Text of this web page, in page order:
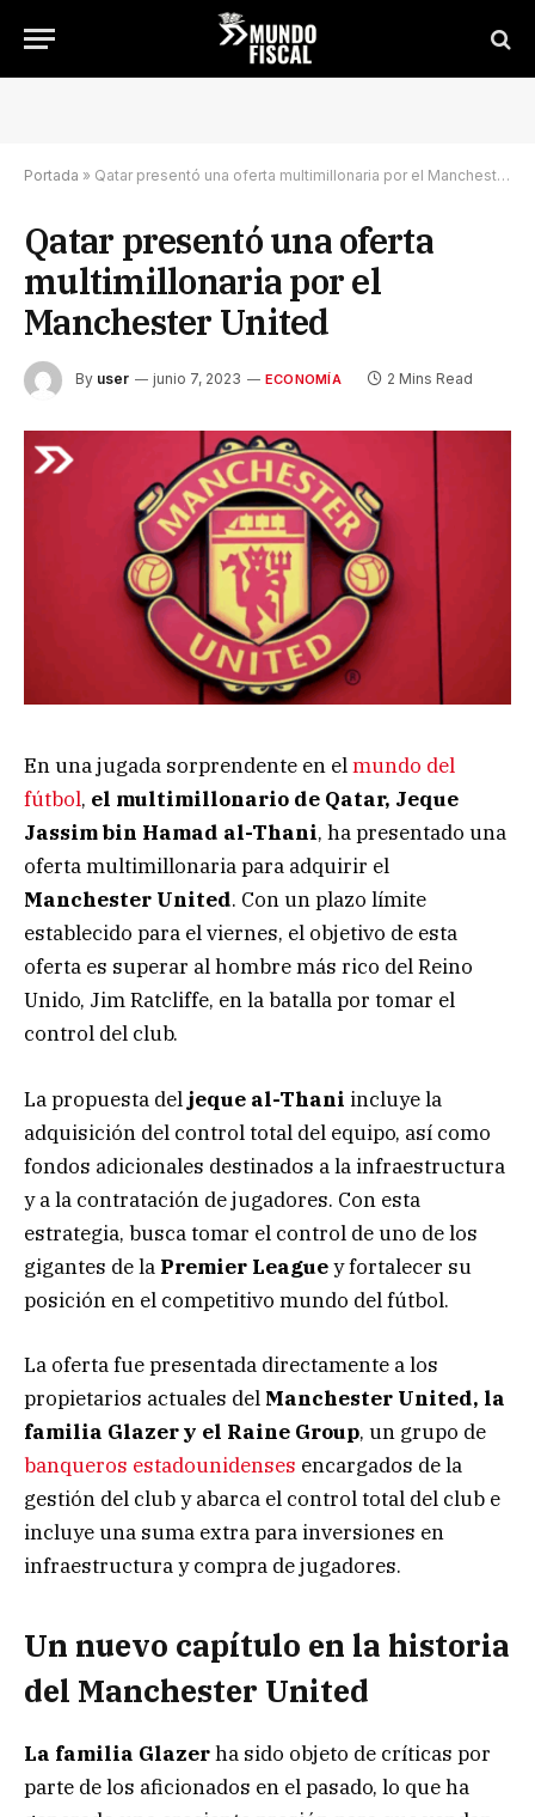
Portada » Qatar presentó una oferta multimillonaria por el Manchester United
Qatar presentó una oferta
multimillonaria por el
Manchester United
By user junio 7, 2023 ECONOMÍA 2 Mins Read
En una jugada sorprendente en elmundo del
fútbol, el multimillonario de Qatar, Jeque
Jassim bin Hamad al-Thani, ha presentado una
oferta multimillonaria para adquirir el
Manchester United. Con un plazo límite
establecido para el viernes, el objetivo de esta
oferta es superar al hombre más rico del Reino
Unido, Jim Ratcliffe, en la batalla por tomar el
control del club.
La propuesta del jeque al-Thani incluye la
adquisición del control total del equipo, así como
fondos adicionales destinados a la infraestructura
y a la contratación de jugadores. Con esta
estrategia, busca tomar el control de uno de los
gigantes de la Premier Leaguey fortalecer su
posición en el competitivo mundo del fútbol.
La oferta fue presentada directamente a los
propietarios actuales del Manchester United, la
familia Glazer y el Raine Group, un grupo de
banqueros estadounidenses encargados de la
gestión del club y abarca el control total del club e
incluye una suma extra para inversiones en
infraestructura y compra de jugadores.
Un nuevo capítulo en la historia
del Manchester United
La familia Glazerha sido objeto de críticas por
parte de los aficionados en el pasado, lo que ha